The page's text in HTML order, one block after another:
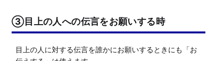
③目上の人への伝言をお願いする時
目上の人に対する伝言を誰かにお願いするときにも「お